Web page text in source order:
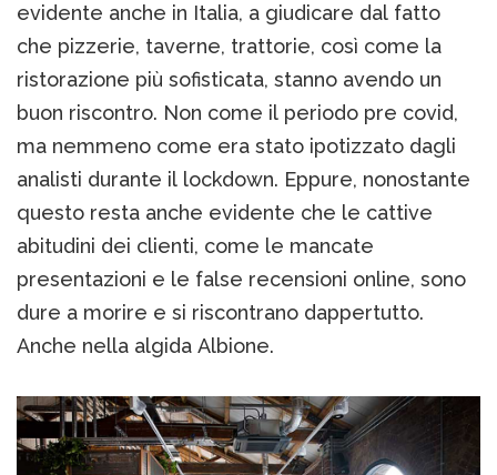
evidente anche in Italia, a giudicare dal fatto
che pizzerie, taverne, trattorie, così come la
ristorazione più sofisticata, stanno avendo un
buon riscontro. Non come il periodo pre covid,
ma nemmeno come era stato ipotizzato dagli
analisti durante il lockdown. Eppure, nonostante
questo resta anche evidente che le cattive
abitudini dei clienti, come le mancate
presentazioni e le false recensioni online, sono
dure a morire e si riscontrano dappertutto.
Anche nella algida Albione.